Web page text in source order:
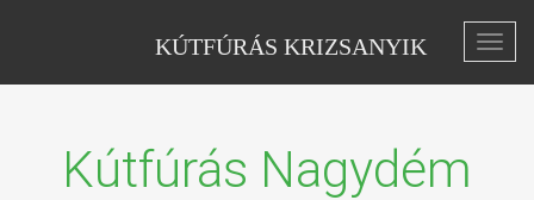
KÚTFÚRÁS KRIZSANYIK
Kútfúrás Nagydém